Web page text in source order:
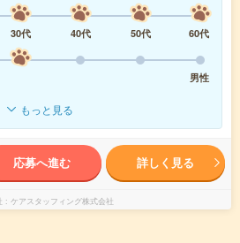
30代 40代 50代
60代
男性
もっと見る
応募へ進む 詳しく見る
ケアスタッフィング株式会社